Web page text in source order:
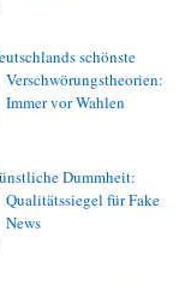
schönste
Verschwörungstheorien:
Immer vor Wahlen
Dummheit:
Qualitätssiegel für Fake
News